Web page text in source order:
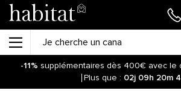
-11% supplémentaires dès 400€ avec le
Plus que : 02j 09h 20m